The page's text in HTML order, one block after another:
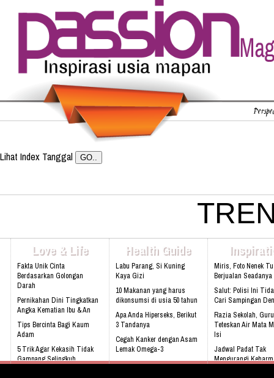
Lihat Index Tanggal
Love & Life
Fakta Unik Cinta
Berdasarkan Golongan
Darah
Pernikahan Dini Tingkatkan
Angka Kematian Ibu & An
Tips Bercinta Bagi Kaum
Adam
5 Trik Agar Kekasih Tidak
Gampang Selingkuh
Health Guide
Labu Parang, Si Kuning
Kaya Gizi
10 Makanan yang harus
dikonsumsi di usia 50 tahun
Apa Anda Hiperseks, Berikut
3 Tandanya
Cegah Kanker dengan Asam
Lemak Omega-3
Bahaya Mendengkur
Miris, Foto Nenek
Berjualan
Salut: Polisi Ini
Cari Sampingan
Razia Sekolah, Guru
Teteskan Air Mata
Isi
Jadwal Padat Tak
Mengurangi